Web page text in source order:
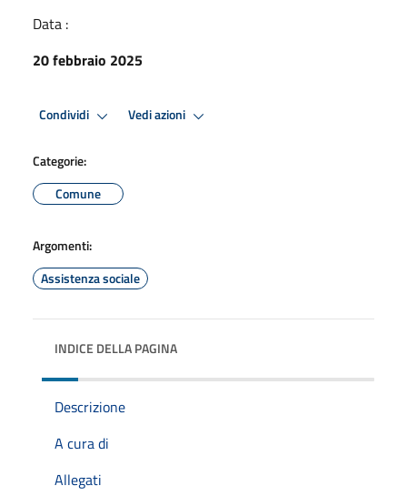
Data :
20 febbraio 2025
Condividi Vedi azioni
Categorie:
Comune
Argomenti:
Assistenza sociale
INDICE DELLA PAGINA
Descrizione
A cura di
Allegati